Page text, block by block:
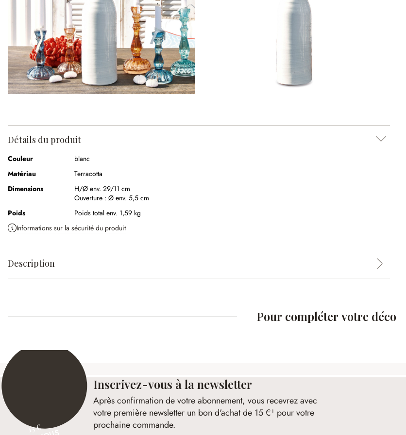
Détails du produit
Couleur
blanc
Matériau
Terracotta
Dimensions
H/Ø env. 29/11 cm
Ouverture : Ø env. 5,5 cm
Poids
Poids total env. 1,59 kg
Informations sur la sécurité du produit
Description
Pour compléter votre déco
15 €
Inscrivez-vous à la newsletter
Après confirmation de votre abonnement, vous recevrez avec
votre première newsletter un bon d'achat de 15 €¹ pour votre
prochaine commande.